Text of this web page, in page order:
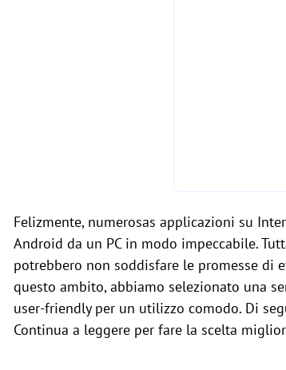
Felizmente, numerosas applicazioni su
Android da un PC in modo impeccabile.
potrebbero non soddisfare le promesse
questo ambito, abbiamo selezionato una
user-friendly per un utilizzo comodo. Di
Continua a leggere per fare la scelta